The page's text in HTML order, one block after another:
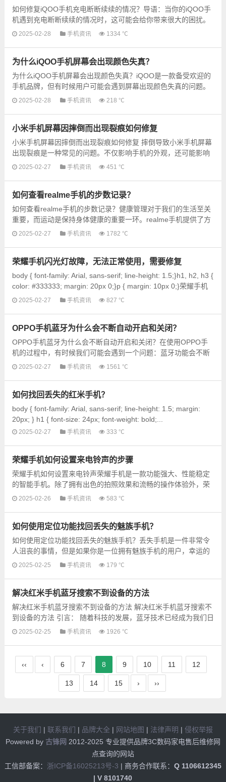
如何修复iQOO手机充电断断续续的情况？导语：当你的iQOO手
机遇到充电断断续续的情况时，这可能会给你带来很大的困扰。
不用担心！本文将为你提供一些简单而有效的解决方案，帮助你
2025-02-28 手机资讯 1334 ℃
为什么iQOO手机屏幕会出现颜色失真？
为什么iQOO手机屏幕会出现颜色失真？iQOO是一款备受欢迎的
手机品牌，但有时候用户可能会遇到屏幕出现颜色失真的问题。
这个问题出现的原因是多种多样的，下面我们将详细探讨其中
2025-02-28 手机资讯 218 ℃
小米手机屏幕因摔倒而出现裂痕如何修复
小米手机屏幕因摔倒而出现裂痕如何修复 摔倒导致小米手机屏幕
出现裂痕是一种常见的问题。不仅影响手机的外观，还可能影响
屏幕的正常显示和触控功能。对于大多数用户来说...
2025-02-27 手机资讯 451 ℃
如何查看realme手机的步数记录？
如何查看realme手机的步数记录？健康管理对于我们的生活至关
重要，而运动是保持身体健康的重要一环。realme手机提供了方
便实用的功能，可以帮助您追踪和管理自己的步数记录。下面...
2025-02-27 手机资讯 1782 ℃
荣耀手机闪光灯故障，无法正常使用，需要修复
body { font-family: Arial, sans-serif; line-height: 1.5;}h1, h2, h3 {
color: #333333; margin: 20px 0;}p { margin: 10px 0;}荣耀手机
闪光灯故障 - 修复指南荣耀...
2025-02-27 手机资讯 827 ℃
OPPO手机蓝牙为什么会不断自动开启和关闭？
OPPO手机蓝牙为什么会不断自动开启和关闭？在使用OPPO手
机的过程中，有时候我们可能会遇到一个问题：蓝牙功能会不断
自动开启和关闭。这个问题给用户带来了诸多困扰，因此我们有
2025-02-27 手机资讯 1561 ℃
如何找回丢失的红米手机？
body { font-family: Arial, sans-serif; line-height: 1.5; margin:
20px; } h1 { font-size: 24px; font-weight: bold;...
2025-02-27 手机资讯 333 ℃
荣耀手机如何设置来电铃声的步骤
荣耀手机如何设置来电铃声荣耀手机是一款功能强大、性能稳定
的智能手机。除了拥有出色的拍照效果和流畅的操作体验外，荣
耀手机还支持个性化设置来电铃声。如果你希望为自己的...
2025-02-26 手机资讯 583 ℃
如何使用定位功能找回丢失的魅族手机？
如何使用定位功能找回丢失的魅族手机？丢失手机是一件非常令
人沮丧的事情，但是如果你是一位拥有魅族手机的用户，幸运的
是，魅族手机提供了一项非常有用的定位功能，可以帮助你追踪
2025-02-25 手机资讯 179 ℃
解决红米手机蓝牙搜索不到设备的方法
解决红米手机蓝牙搜索不到设备的方法 解决红米手机蓝牙搜索不
到设备的方法 引言： 随着科技的发展，蓝牙技术已经成为我们日
常生活中不可或缺的一部分。红米手机作为一款性价...
2025-02-25 手机资讯 1926 ℃
‹‹ ‹ 6 7 8 9 10 11 12
13 14 15 › ››
关于我们 | 联系我们 | 品牌大全| 网站地图 | 法律声明 | 侵权举报
Powered by 古锋网 2012-2025 专业提供品牌3C数码家电售后维修网
点查询的网站
工信部备案： 浙ICP备16025213号-3 | 商务合作联系： Q 1106612345
| V 8101740